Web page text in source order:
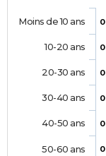
0
0
0
0
0
0
Moins de 10 ans
10-20 ans
20-30 ans
30-40 ans
40-50 ans
50-60 ans